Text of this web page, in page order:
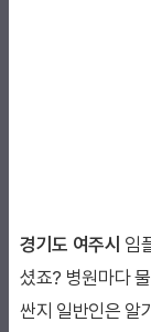
경기도 여주시 임
셨죠? 병원마다
싼지 일반인은 알